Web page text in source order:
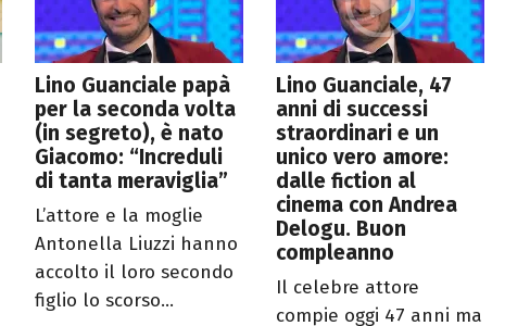
Lino Guanciale papà
per la seconda volta
(in segreto), è nato
Giacomo: “Increduli
di tanta meraviglia”
L’attore e la moglie
Antonella Liuzzi hanno
accolto il loro secondo
figlio lo scorso...
Lino Guanciale, 47
anni di successi
straordinari e un
unico vero amore:
dalle fiction al
cinema con Andrea
Delogu. Buon
compleanno
Il celebre attore
compie oggi 47 anni ma